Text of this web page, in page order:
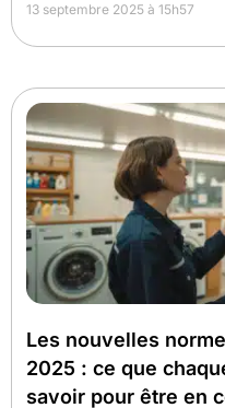
13 septembre 2025 à 15h57
Les nouvelles
2025 : ce que
savoir pour être en